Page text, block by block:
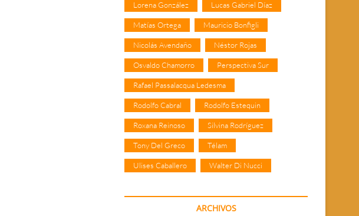
Lorena González Lucas Gabriel Díaz
Matías Ortega Mauricio Bonfigli
Nicolás Avendaño Néstor Rojas
Osvaldo Chamorro Perspectiva Sur
Rafael Passalacqua Ledesma
Rodolfo Cabral Rodolfo Estequin
Roxana Reinoso Silvina Rodríguez
Tony Del Greco Télam
Ulises Caballero Walter Di Nucci
ARCHIVOS